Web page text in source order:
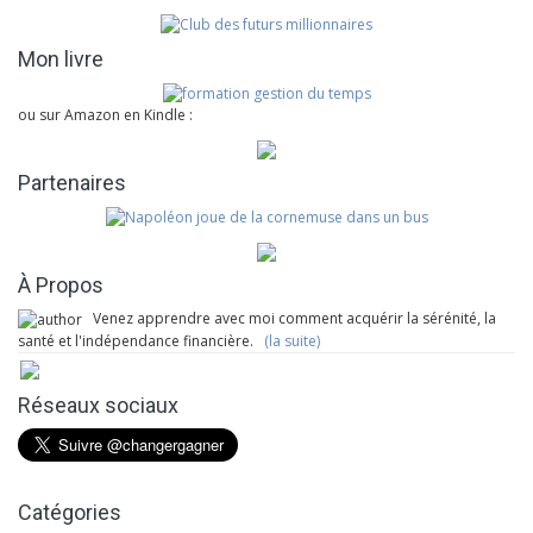
Mon livre
ou sur Amazon en Kindle :
Partenaires
À Propos
Venez apprendre avec moi comment acquérir la sérénité, la
santé et l'indépendance financière. (la suite)
Réseaux sociaux
Catégories